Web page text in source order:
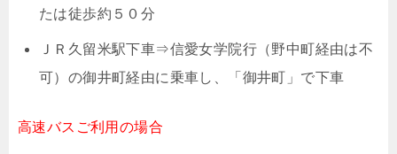
たは徒歩約５０分
ＪＲ久留米駅下車⇒信愛女学院行（野中町経由は不
可）の御井町経由に乗車し、「御井町」で下車
高速バスご利用の場合